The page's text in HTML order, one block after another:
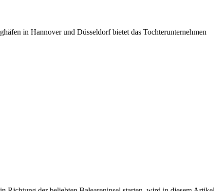
in Hannover und Düsseldorf bietet das Tochterunternehmen